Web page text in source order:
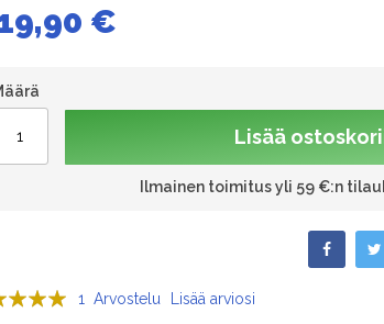
€
Lisää
Ilmainen toimitus yli 59 €:n
1 Arvostelu Lisää arviosi